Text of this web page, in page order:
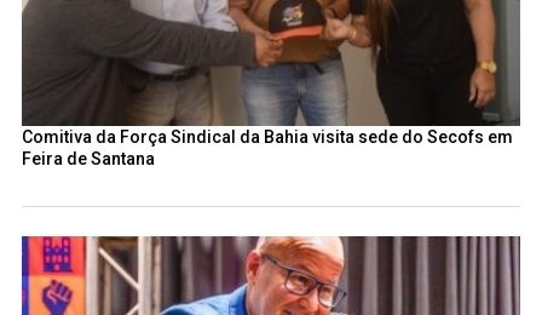
Comitiva da Força Sindical da Bahia visita sede do Secofs em
Feira de Santana